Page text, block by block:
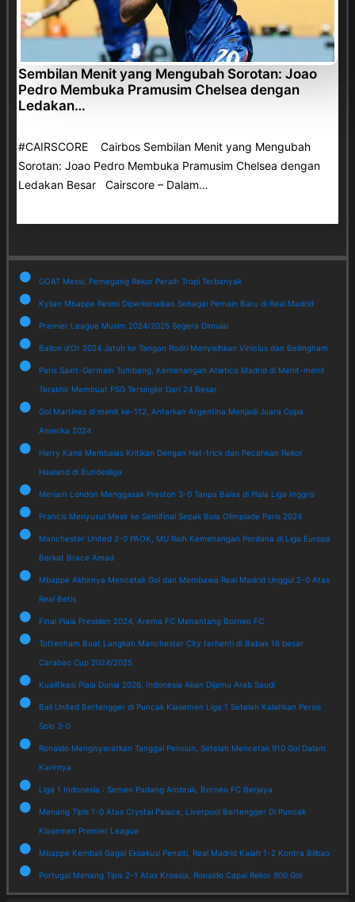
Sembilan Menit yang Mengubah Sorotan: Joao
Pedro Membuka Pramusim Chelsea dengan
Ledakan…
#CAIRSCORE Cairbos Sembilan Menit yang Mengubah
Sorotan: Joao Pedro Membuka Pramusim Chelsea dengan
Ledakan Besar Cairscore – Dalam…
GOAT Messi, Pemegang Rekor Peraih Tropi Terbanyak
Kylian Mbappe Resmi Diperkenalkan Sebagai Pemain Baru di Real Madrid
Premier League Musim 2024/2025 Segera Dimulai
Ballon d'Or 2024 Jatuh ke Tangan Rodri Menyisihkan Vinicius dan Bellingham
Paris Saint-Germain Tumbang, Kemenangan Atletico Madrid di Menit-menit
Terakhir Membuat PSG Tersingkir Dari 24 Besar
Gol Martinez di menit ke-112, Antarkan Argentina Menjadi Juara Copa
Amerika 2024
Harry Kane Membalas Kritikan Dengan Hat-trick dan Pecahkan Rekor
Haaland di Bundesliga
Meriam London Menggasak Preston 3-0 Tanpa Balas di Piala Liga Inggris
Prancis Menyusul Mesir ke Semifinal Sepak Bola Olimpiade Paris 2024
Manchester United 2-0 PAOK, MU Raih Kemenangan Perdana di Liga Europa
Berkat Brace Amad
Mbappe Akhirnya Mencetak Gol dan Membawa Real Madrid Unggul 2-0 Atas
Real Betis
Final Piala Presiden 2024, Arema FC Menantang Borneo FC
Tottenham Buat Langkah Manchester City terhenti di Babak 16 besar
Carabao Cup 2024/2025
Kualifikasi Piala Dunia 2026, Indonesia Akan Dijamu Arab Saudi
Bali United Bertengger di Puncak Klasemen Liga 1 Setelah Kalahkan Persis
Solo 3-0
Ronaldo Mengisyaratkan Tanggal Pensiun, Setelah Mencetak 910 Gol Dalam
Karirnya
Liga 1 Indonesia : Semen Padang Ambruk, Borneo FC Berjaya
Menang Tipis 1-0 Atas Crystal Palace, Liverpool Bertengger Di Puncak
Klasemen Premier League
Mbappe Kembali Gagal Eksekusi Penalti, Real Madrid Kalah 1-2 Kontra Bilbao
Portugal Menang Tipis 2-1 Atas Kroasia, Ronaldo Capai Rekor 900 Gol